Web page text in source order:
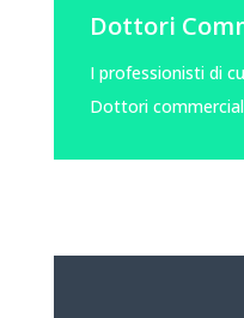
Dottori
I professionisti di
Dottori